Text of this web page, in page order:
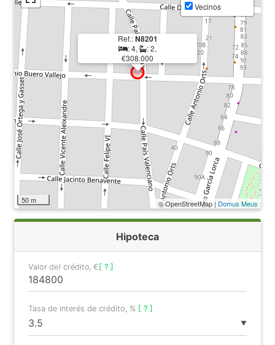
Ref.:N8201
: 4,
: 2,
€308.000
Vecinos
50 m © OpenStreetMap | Domus Meus
Hipoteca
Valor del crédito, €[ ? ]
▼
Tasa de interés de crédito, % [ ? ]